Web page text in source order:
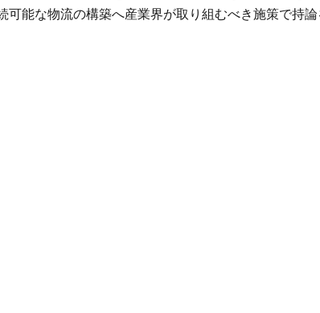
能な物流の構築へ産業界が取り組むべき施策で持論